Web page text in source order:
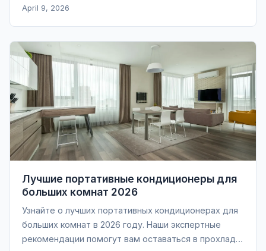
April 9, 2026
Лучшие портативные кондиционеры для
больших комнат 2026
Узнайте о лучших портативных кондиционерах для
больших комнат в 2026 году. Наши экспертные
рекомендации помогут вам оставаться в прохладе